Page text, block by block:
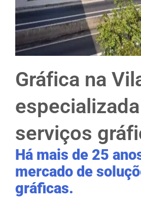
Gráfica na
serviços
Há mais de 25
mercado de
gráficas.